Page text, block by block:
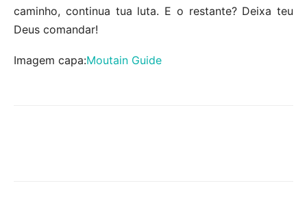
caminho, continua tua luta. E o restante? Deixa teu
Deus comandar!
Imagem capa:Moutain Guide